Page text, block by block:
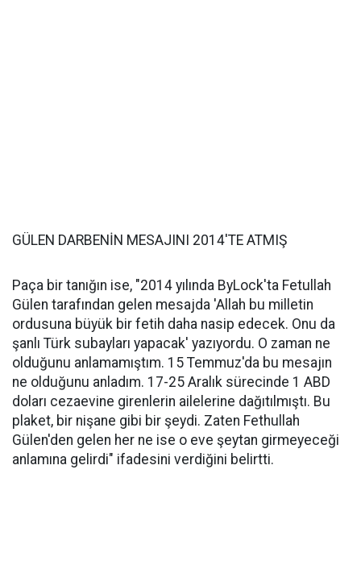
GÜLEN DARBENİN MESAJINI 2014'TE ATMIŞ
Paça bir tanığın ise, "2014 yılında ByLock'ta Fetullah
Gülen tarafından gelen mesajda 'Allah bu milletin
ordusuna büyük bir fetih daha nasip edecek. Onu da
şanlı Türk subayları yapacak' yazıyordu. O zaman ne
olduğunu anlamamıştım. 15 Temmuz'da bu mesajın
ne olduğunu anladım. 17-25 Aralık sürecinde 1 ABD
doları cezaevine girenlerin ailelerine dağıtılmıştı. Bu
plaket, bir nişane gibi bir şeydi. Zaten Fethullah
Gülen'den gelen her ne ise o eve şeytan girmeyeceği
anlamına gelirdi" ifadesini verdiğini belirtti.